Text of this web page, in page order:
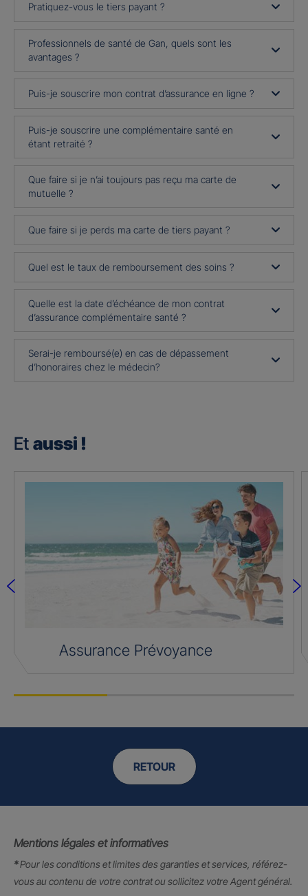
Pratiquez-vous le tiers payant ?
Professionnels de santé de Gan, quels sont les
avantages ?
Puis-je souscrire mon contrat d’assurance en ligne ?
Puis-je souscrire une complémentaire santé en
étant retraité ?
Que faire si je n’ai toujours pas reçu ma carte de
mutuelle ?
Que faire si je perds ma carte de tiers payant ?
Quel est le taux de remboursement des soins ?
Quelle est la date d’échéance de mon contrat
d’assurance complémentaire santé ?
Serai-je remboursé(e) en cas de dépassement
d’honoraires chez le médecin?
Et aussi !
Assurance Prévoyance
RETOUR
Mentions légales et informatives
*Pour les conditions et limites des garanties et services, référez-
vous au contenu de votre contrat ou sollicitez votre Agent général.